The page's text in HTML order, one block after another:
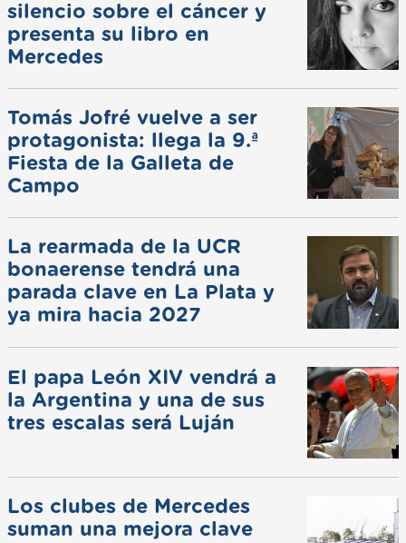
silencio sobre el cáncer y
presenta su libro en
Mercedes
Tomás Jofré vuelve a ser
protagonista: llega la 9.ª
Fiesta de la Galleta de
Campo
La rearmada de la UCR
bonaerense tendrá una
parada clave en La Plata y
ya mira hacia 2027
El papa León XIV vendrá a
la Argentina y una de sus
tres escalas será Luján
Los clubes de Mercedes
suman una mejora clave